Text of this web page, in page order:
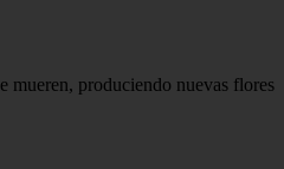
mueren, produciendo nuevas flores